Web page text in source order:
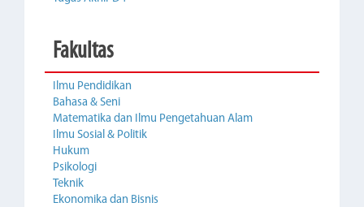
Fakultas
Ilmu Pendidikan
Bahasa & Seni
Matematika dan Ilmu Pengetahuan Alam
Ilmu Sosial & Politik
Hukum
Psikologi
Teknik
Ekonomika dan Bisnis